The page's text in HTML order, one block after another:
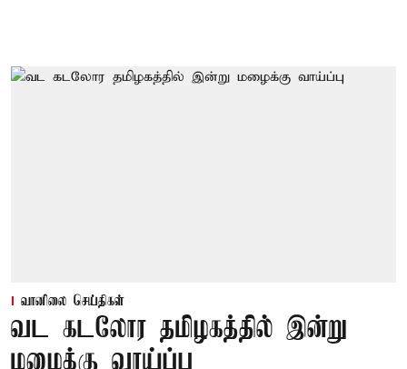
வானிலை செய்திகள்
வட கடலோர தமிழகத்தில் இன்று
மழைக்கு வாய்ப்பு